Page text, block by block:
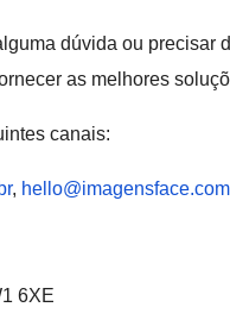
dúvida ou precisar
as melhores
canais:
,
6XE